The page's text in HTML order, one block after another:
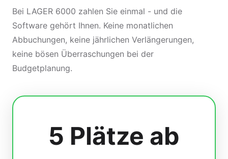
Bei LAGER 6000 zahlen Sie einmal - und die
Software gehört Ihnen. Keine monatlichen
Abbuchungen, keine jährlichen Verlängerungen,
keine bösen Überraschungen bei der
Budgetplanung.
5 Plätze ab